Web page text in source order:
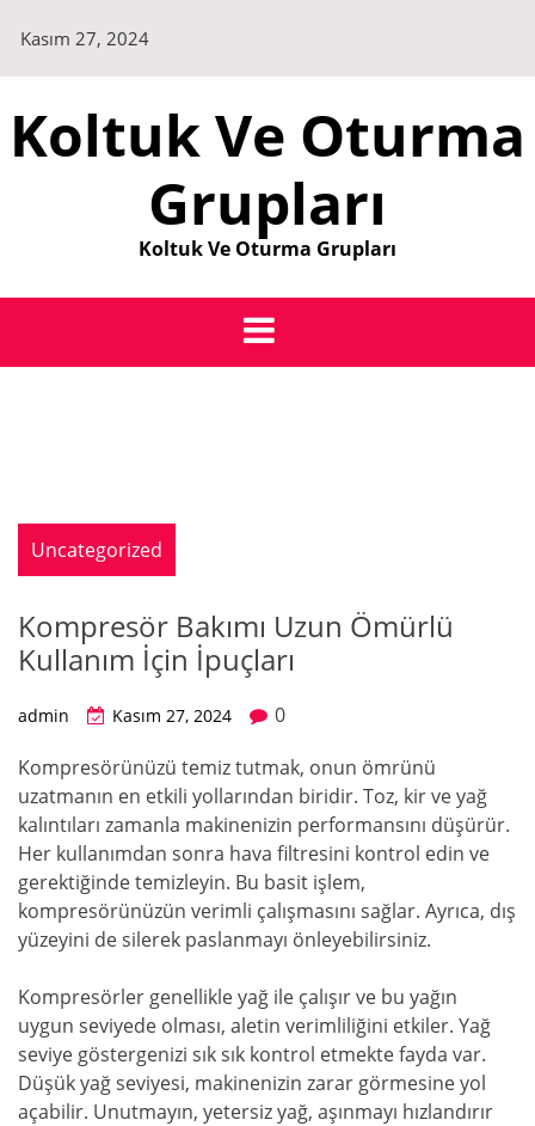
content
Kasım 27, 2024
Koltuk Ve Oturma
Grupları
Koltuk Ve Oturma Grupları
Uncategorized
Kompresör Bakımı Uzun Ömürlü
Kullanım İçin İpuçları
admin Kasım 27, 2024
0
Kompresörünüzü temiz tutmak, onun ömrünü
uzatmanın en etkili yollarından biridir. Toz, kir ve yağ
kalıntıları zamanla makinenizin performansını düşürür.
Her kullanımdan sonra hava filtresini kontrol edin ve
gerektiğinde temizleyin. Bu basit işlem,
kompresörünüzün verimli çalışmasını sağlar. Ayrıca, dış
yüzeyini de silerek paslanmayı önleyebilirsiniz.
Kompresörler genellikle yağ ile çalışır ve bu yağın
uygun seviyede olması, aletin verimliliğini etkiler. Yağ
seviye göstergenizi sık sık kontrol etmekte fayda var.
Düşük yağ seviyesi, makinenizin zarar görmesine yol
açabilir. Unutmayın, yetersiz yağ, aşınmayı hızlandırır